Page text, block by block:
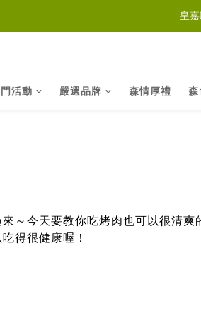
皇
活動 嚴選品牌 森情厚禮 森
～今天要教你吃烤肉也可以很清
得很健康喔！